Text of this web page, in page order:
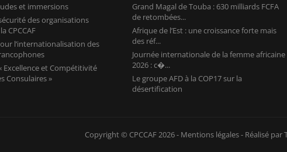
et immersions
des organisations
CPCCAF
l’internationalisation des
Excellence et Compétitivité
Consulaires »
Grand Magal de Touba : 630 milliards FCFA
de retombées...
Afrique de l’Est : une croissance forte mais
des réf...
Journée internationale de la femme africaine
2026 : c�...
Le groupe AFD à la COP17 sur la
désertification
Copyright © CPCCAF 2026 - Mentions légales- Réalisé par